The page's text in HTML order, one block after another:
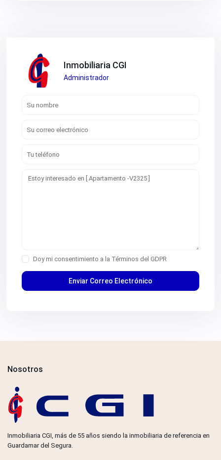
Inmobiliaria CGI
Administrador
Doy mi consentimiento a la Términos del GDPR
Nosotros
Inmobiliaria CGI, más de 55 años siendo la inmobiliaria de referencia en
Guardamar del Segura.